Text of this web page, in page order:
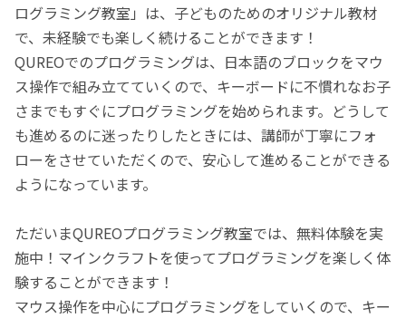
ログラミング教室」は、子どものためのオリジナル教材
で、未経験でも楽しく続けることができます！
QUREOでのプログラミングは、日本語のブロックをマウ
ス操作で組み立てていくので、キーボードに不慣れなお子
さまでもすぐにプログラミングを始められます。どうして
も進めるのに迷ったりしたときには、講師が丁寧にフォ
ローをさせていただくので、安心して進めることができる
ようになっています。
ただいまQUREOプログラミング教室では、無料体験を実
施中！マインクラフトを使ってプログラミングを楽しく体
験することができます！
マウス操作を中心にプログラミングをしていくので、キー